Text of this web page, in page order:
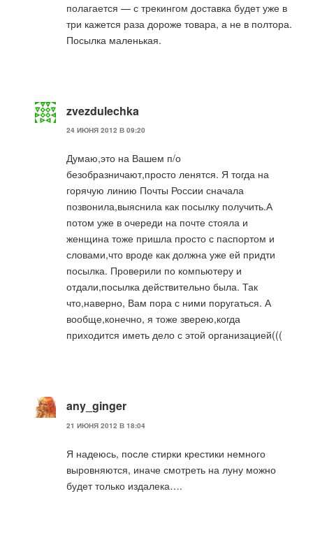
полагается — с трекингом доставка будет уже в
три кажется раза дороже товара, а не в полтора.
Посылка маленькая.
zvezdulechka
24 ИЮНЯ 2012 В 09:20
Думаю,это на Вашем п/о
безобразничают,просто ленятся. Я тогда на
горячую линию Почты России сначала
позвонила,выяснила как посылку получить.А
потом уже в очереди на почте стояла и
женщина тоже пришла просто с паспортом и
словами,что вроде как должна уже ей придти
посылка. Проверили по компьютеру и
отдали,посылка действительно была. Так
что,наверно, Вам пора с ними поругаться. А
вообще,конечно, я тоже зверею,когда
приходится иметь дело с этой организацией(((
any_ginger
21 ИЮНЯ 2012 В 18:04
Я надеюсь, после стирки крестики немного
выровняются, иначе смотреть на луну можно
будет только издалека….